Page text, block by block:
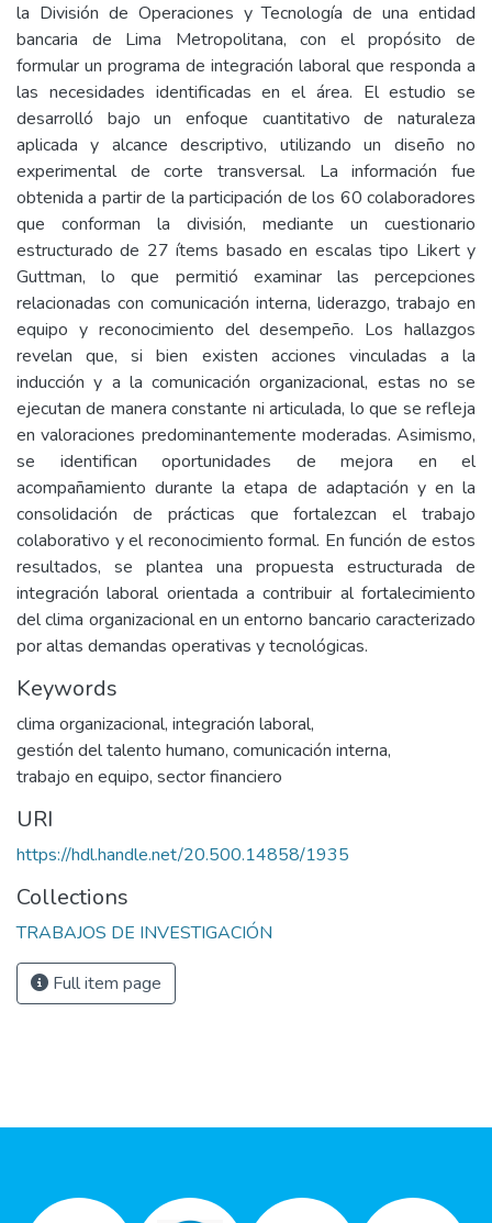
la División de Operaciones y Tecnología de una entidad
bancaria de Lima Metropolitana, con el propósito de
formular un programa de integración laboral que responda a
las necesidades identificadas en el área. El estudio se
desarrolló bajo un enfoque cuantitativo de naturaleza
aplicada y alcance descriptivo, utilizando un diseño no
experimental de corte transversal. La información fue
obtenida a partir de la participación de los 60 colaboradores
que conforman la división, mediante un cuestionario
estructurado de 27 ítems basado en escalas tipo Likert y
Guttman, lo que permitió examinar las percepciones
relacionadas con comunicación interna, liderazgo, trabajo en
equipo y reconocimiento del desempeño. Los hallazgos
revelan que, si bien existen acciones vinculadas a la
inducción y a la comunicación organizacional, estas no se
ejecutan de manera constante ni articulada, lo que se refleja
en valoraciones predominantemente moderadas. Asimismo,
se identifican oportunidades de mejora en el
acompañamiento durante la etapa de adaptación y en la
consolidación de prácticas que fortalezcan el trabajo
colaborativo y el reconocimiento formal. En función de estos
resultados, se plantea una propuesta estructurada de
integración laboral orientada a contribuir al fortalecimiento
del clima organizacional en un entorno bancario caracterizado
por altas demandas operativas y tecnológicas.
Keywords
clima organizacional, integración laboral,
gestión del talento humano, comunicación interna,
trabajo en equipo, sector financiero
URI
https://hdl.handle.net/20.500.14858/1935
Collections
TRABAJOS DE INVESTIGACIÓN
Full item page